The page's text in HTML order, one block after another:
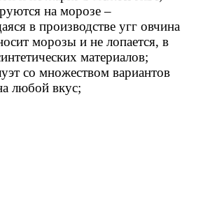
на морозе –
в производстве угг овчина
морозы и не лопается, в
материалов;
со множеством вариантов
любой вкус;